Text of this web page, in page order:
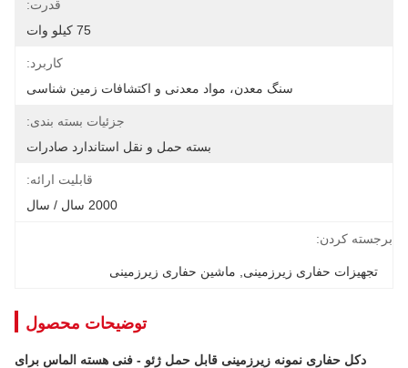
قدرت:
75 کیلو وات
کاربرد:
سنگ معدن، مواد معدنی و اکتشافات زمین شناسی
جزئیات بسته بندی:
بسته حمل و نقل استاندارد صادرات
قابلیت ارائه:
2000 سال / سال
برجسته کردن:
تجهیزات حفاری زیرزمینی , ماشین حفاری زیرزمینی
توضیحات محصول
دکل حفاری نمونه زیرزمینی قابل حمل ژئو - فنی هسته الماس برای